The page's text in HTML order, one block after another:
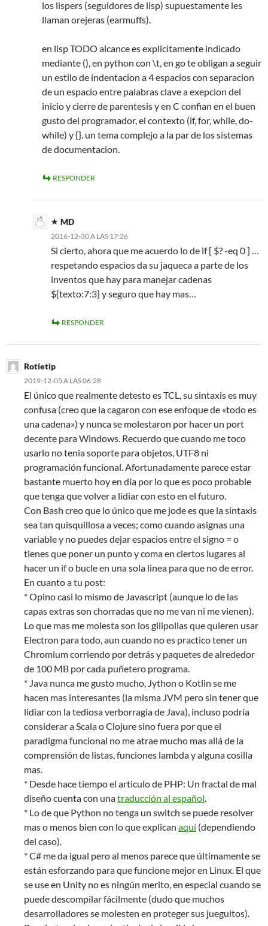
los lispers (seguidores de lisp) supuestamente les
llaman orejeras (earmuffs).
en lisp TODO alcance es explicitamente indicado
mediante (), en python con \t, en go te obligan a seguir
un estilo de indentacion a 4 espacios con separacion
de un espacio entre palabras clave a exepcion del
inicio y cierre de parentesis y en C confian en el buen
gusto del programador, el contexto (if, for, while, do-
while) y {}. un tema complejo a la par de los sistemas
de documentacion.
RESPONDER
MD
2016-12-30 A LAS 17:26
Si cierto, ahora que me acuerdo lo de if [ $? -eq 0 ] …
respetando espacios da su jaqueca a parte de los
inventos que hay para manejar cadenas
${texto:7:3} y seguro que hay mas…
RESPONDER
Rotietip
2019-12-05 A LAS 06:28
El único que realmente detesto es TCL, su sintaxis es muy
confusa (creo que la cagaron con ese enfoque de «todo es
una cadena») y nunca se molestaron por hacer un port
decente para Windows. Recuerdo que cuando me toco
usarlo no tenia soporte para objetos, UTF8 ni
programación funcional. Afortunadamente parece estar
bastante muerto hoy en día por lo que es poco probable
que tenga que volver a lidiar con esto en el futuro.
Con Bash creo que lo único que me jode es que la sintaxis
sea tan quisquillosa a veces; como cuando asignas una
variable y no puedes dejar espacios entre el signo = o
tienes que poner un punto y coma en ciertos lugares al
hacer un if o bucle en una sola linea para que no de error.
En cuanto a tu post:
* Opino casi lo mismo de Javascript (aunque lo de las
capas extras son chorradas que no me van ni me vienen).
Lo que mas me molesta son los gilipollas que quieren usar
Electron para todo, aun cuando no es practico tener un
Chromium corriendo por detrás y paquetes de alrededor
de 100 MB por cada puñetero programa.
* Java nunca me gusto mucho, Jython o Kotlin se me
hacen mas interesantes (la misma JVM pero sin tener que
lidiar con la tediosa verborragia de Java), incluso podría
considerar a Scala o Clojure sino fuera por que el
paradigma funcional no me atrae mucho mas allá de la
comprensión de listas, funciones lambda y alguna cosilla
mas.
* Desde hace tiempo el articulo de PHP: Un fractal de mal
diseño cuenta con unatraducción al español.
* Lo de que Python no tenga un switch se puede resolver
mas o menos bien con lo que explican aquí (dependiendo
del caso).
* C# me da igual pero al menos parece que últimamente se
están esforzando para que funcione mejor en Linux. El que
se use en Unity no es ningún merito, en especial cuando se
puede descompilar fácilmente (dudo que muchos
desarrolladores se molesten en proteger sus jueguitos).